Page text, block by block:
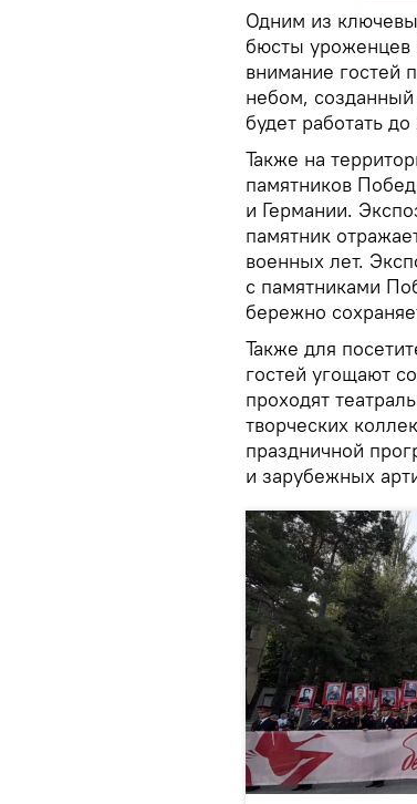
Одним из
бюсты уроженцев
внимание гостей
небом,
будет работать
Также на
памятников
и Германии.
памятник
военных лет.
с памятниками
бережно
Также для
гостей угощают
проходят
творческих
праздничной
и зарубежных